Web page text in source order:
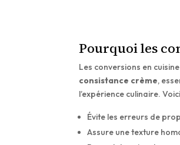
Pourquoi les
Les conversions en
consistance crème,
l’expérience culinaire.
Évite les erreurs de
Assure une texture